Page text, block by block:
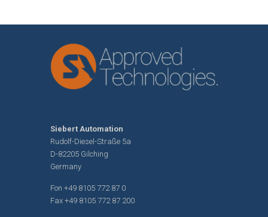
Siebert Automation
Rudolf-Diesel-Straße 5a
D-82205 Gilching
Germany
Fon +49 8105 772 87 0
Fax +49 8105 772 87 200